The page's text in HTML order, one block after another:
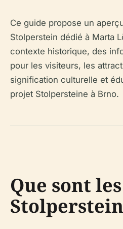
Ce guide propose un
Stolperstein dédié à Marta
contexte historique, des
pour les visiteurs, les
signification culturelle et
projet Stolpersteine à Brno.
Que sont les